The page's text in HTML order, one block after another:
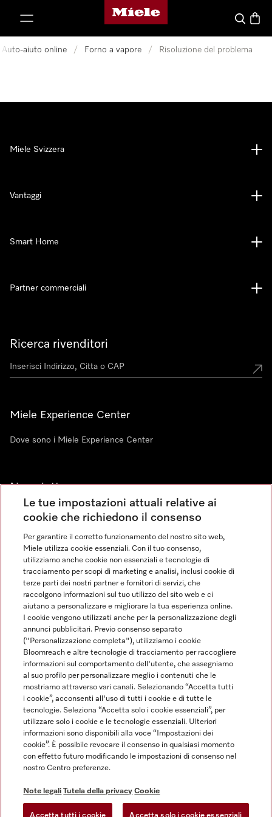
Homepage di Miele
Cerca
Auto-aiuto online / Forno a vapore / Risoluzione del problema
Ricerca rivenditori
Miele Experience Center
Dove sono i Miele Experience Center
Newsletter
Linguaggio
ITALIANO
Miele Svizzera
Vantaggi
Smart Home
Partner commerciali
Note Legali
Tutela della privacy
Miele su YoutubeMiele su Instagram
Miele su Facebook
Miele on Pinterest
Miele su LinkedIn
Le tue impostazioni attuali relative ai
cookie che richiedono il consenso
Per garantire il corretto funzionamento del nostro sito web,
Miele utilizza cookie essenziali. Con il tuo consenso,
utilizziamo anche cookie non essenziali e tecnologie di
tracciamento per scopi di marketing e analisi, inclusi cookie di
terze parti dei nostri partner e fornitori di servizi, che
raccolgono informazioni sul tuo utilizzo del sito web e ci
aiutano a personalizzare e migliorare la tua esperienza online.
I cookie vengono utilizzati anche per la personalizzazione degli
annunci pubblicitari. Previo consenso separato
("Personalizzazione completa"), utilizziamo i cookie
Bloomreach e altre tecnologie di tracciamento per raccogliere
informazioni sul comportamento dell'utente, che assegniamo
al suo profilo per personalizzare meglio i contenuti che le
mostriamo attraverso vari canali. Selezionando “Accetta tutti
i cookie”, acconsenti all'uso di tutti i cookie e di tutte le
tecnologie. Seleziona “Accetta solo i cookie essenziali”, per
utilizzare solo i cookie e le tecnologie essenziali. Ulteriori
informazioni sono disponibili alla voce “Impostazioni dei
cookie”. È possibile revocare il consenso in qualsiasi momento
con effetto futuro modificando le impostazioni di consenso nel
nostro Centro preferenze.
Note legali Tutela della privacy Cookie